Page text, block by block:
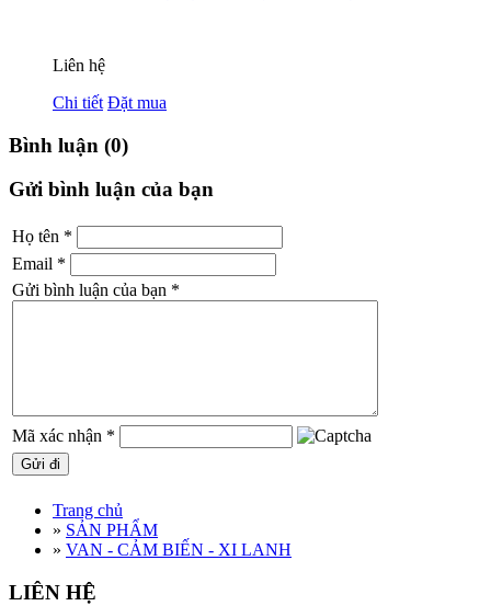
Liên hệ
Chi tiết Đặt mua
Bình luận (0)
Gửi bình luận của bạn
Họ tên *
Email *
Gửi bình luận của bạn *
Mã xác nhận *
Trang chủ
» SẢN PHẨM
» VAN - CẢM BIẾN - XI LANH
LIÊN HỆ